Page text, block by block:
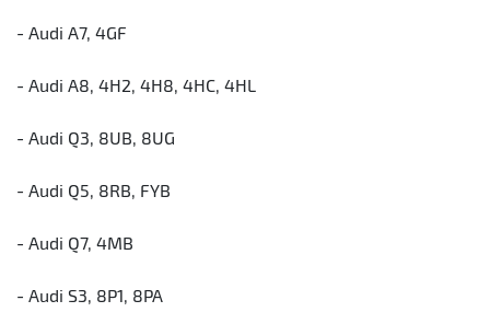
- Audi A7, 4GF
- Audi A8, 4H2, 4H8, 4HC, 4HL
- Audi Q3, 8UB, 8UG
- Audi Q5, 8RB, FYB
- Audi Q7, 4MB
- Audi S3, 8P1, 8PA